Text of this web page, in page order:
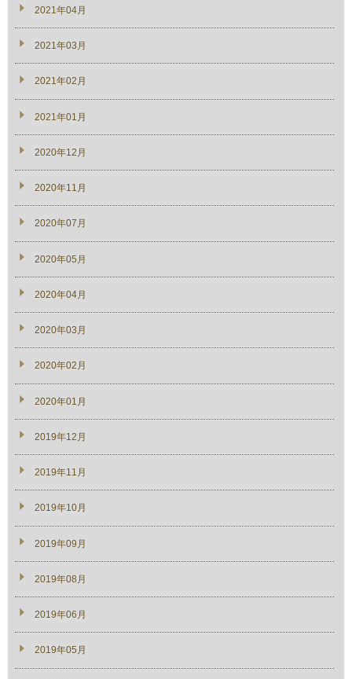
2021年04月
2021年03月
2021年02月
2021年01月
2020年12月
2020年11月
2020年07月
2020年05月
2020年04月
2020年03月
2020年02月
2020年01月
2019年12月
2019年11月
2019年10月
2019年09月
2019年08月
2019年06月
2019年05月